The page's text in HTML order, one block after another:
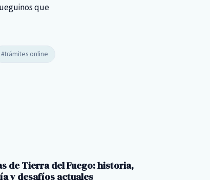
que
#trámites online
de Tierra del Fuego: historia,
y desafíos actuales